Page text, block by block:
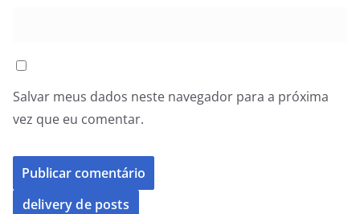
Salvar meus dados neste navegador para a próxima
vez que eu comentar.
delivery de posts